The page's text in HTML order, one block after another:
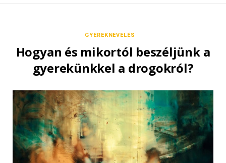
GYEREKNEVELÉS
Hogyan és mikortól beszéljünk a
gyerekünkkel a drogokról?